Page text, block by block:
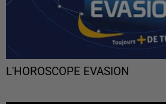
L'HOROSCOPE EVASION